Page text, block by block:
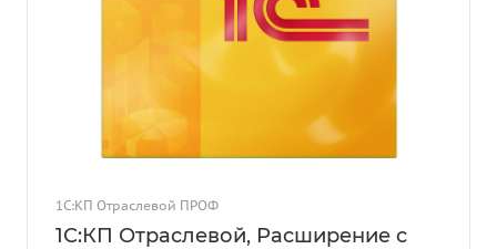
1С:КП Отраслевой ПРОФ
1С:КП Отраслевой, Расширение с